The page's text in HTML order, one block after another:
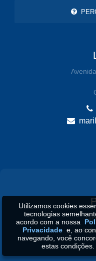
Utilizamos cookies
tecnologias
acordo com a nossa
Privacidadee, ao
navegando, você
estas condições.